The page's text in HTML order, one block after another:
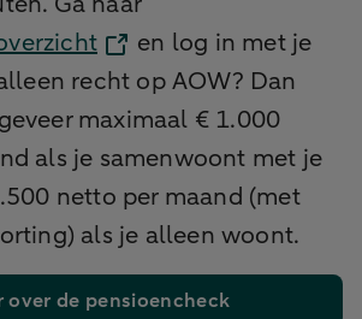
en log in met je
recht op AOW? Dan
maximaal € 1.000
als je samenwoont met je
netto per maand (met
als je alleen woont.
over de pensioencheck